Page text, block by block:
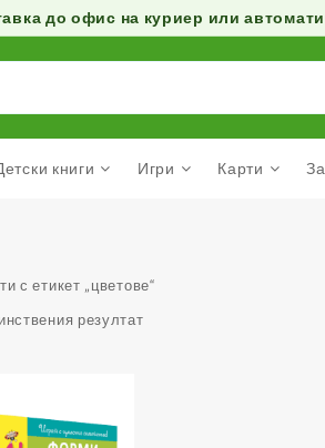
до офис на куриер или
книги Игри Карти
с етикет „цветове“
резултат